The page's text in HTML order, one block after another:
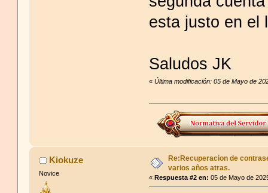
esta justo en el
Saludos JK
«Última modificación: 05 de Mayo de
Kiokuze
Novice
Re:Recuperacion de
varios años atras.
«Respuesta #2 en: 05 de Mayo de